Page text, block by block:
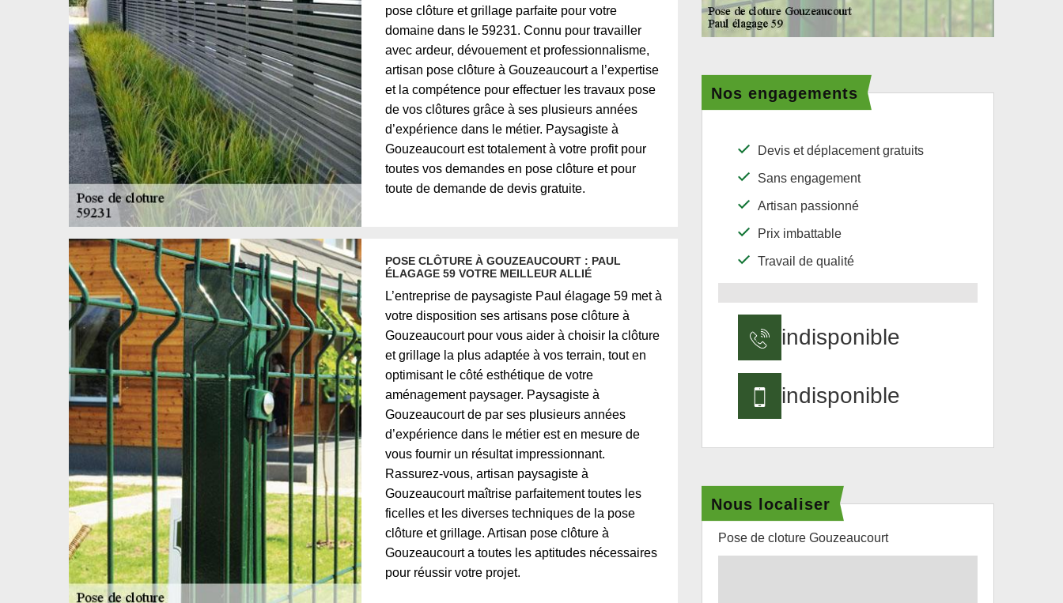
pose clôture et grillage parfaite pour votre
domaine dans le 59231. Connu pour travailler
avec ardeur, dévouement et professionnalisme,
artisan pose clôture à Gouzeaucourt a l’expertise
et la compétence pour effectuer les travaux pose
de vos clôtures grâce à ses plusieurs années
d’expérience dans le métier. Paysagiste à
Gouzeaucourt est totalement à votre profit pour
toutes vos demandes en pose clôture et pour
toute de demande de devis gratuite.
POSE CLÔTURE À GOUZEAUCOURT : PAUL
ÉLAGAGE 59 VOTRE MEILLEUR ALLIÉ
L’entreprise de paysagiste Paul élagage 59 met à
votre disposition ses artisans pose clôture à
Gouzeaucourt pour vous aider à choisir la clôture
et grillage la plus adaptée à vos terrain, tout en
optimisant le côté esthétique de votre
aménagement paysager. Paysagiste à
Gouzeaucourt de par ses plusieurs années
d’expérience dans le métier est en mesure de
vous fournir un résultat impressionnant.
Rassurez-vous, artisan paysagiste à
Gouzeaucourt maîtrise parfaitement toutes les
ficelles et les diverses techniques de la pose
clôture et grillage. Artisan pose clôture à
Gouzeaucourt a toutes les aptitudes nécessaires
pour réussir votre projet.
Nos engagements
Devis et déplacement gratuits
Sans engagement
Artisan passionné
Prix imbattable
Travail de qualité
indisponible
indisponible
Nous localiser
Pose de cloture Gouzeaucourt